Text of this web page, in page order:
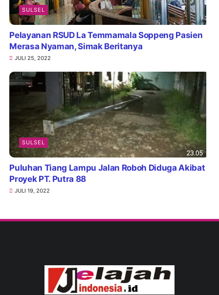
SULSEL
Pelayanan RSUD La Temmamala Soppeng Pasien
Merasa Nyaman, Simak Beritanya
JULI 25, 2022
SULSEL
Puluhan Tiang Lampu Jalan Roboh Diduga Akibat
Proyek PT. Putra 88
JULI 19, 2022